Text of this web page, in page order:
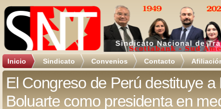
Inicio Sindicato Convenios Contacto
El Congreso de Perú destituye a
Boluarte como presidenta en